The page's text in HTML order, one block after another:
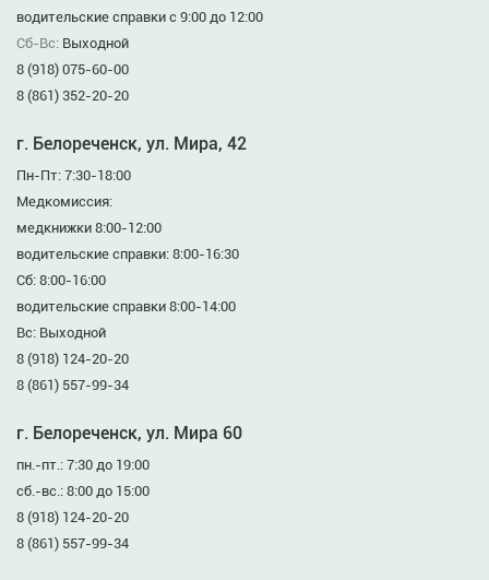
водительские справки с 9:00 до 12:00
Сб-Вс: Выходной
8 (918) 075-60-00
8 (861) 352-20-20
г. Белореченск, ул. Мира, 42
Пн-Пт: 7:30-18:00
Медкомиссия:
медкнижки 8:00-12:00
водительские справки: 8:00-16:30
Сб: 8:00-16:00
водительские справки 8:00-14:00
Вс: Выходной
8 (918) 124-20-20
8 (861) 557-99-34
г. Белореченск, ул. Мира 60
пн.-пт.: 7:30 до 19:00
сб.-вс.: 8:00 до 15:00
8 (918) 124-20-20
8 (861) 557-99-34